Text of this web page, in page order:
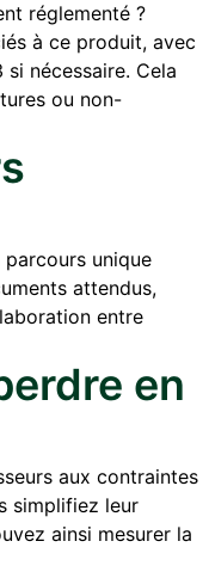
réglementé ?
à ce produit, avec
nécessaire. Cela
ou non-
unique
attendus,
entre
en
aux contraintes
simplifiez leur
ainsi mesurer la